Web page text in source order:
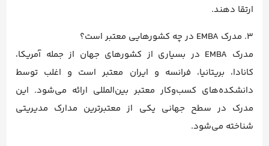
ارتقا دهند.
3. مدرک EMBA در چه کشورهایی معتبر است؟
مدرک EMBA در بسیاری از کشورهای جهان از جمله آمریکا،
کانادا، بریتانیا، فرانسه و ایران معتبر است و اغلب توسط
دانشکده‌های کسب‌وکار معتبر بین‌المللی ارائه می‌شود. این
مدرک در سطح جهانی یکی از معتبرترین مدارک مدیریتی
شناخته می‌شود.